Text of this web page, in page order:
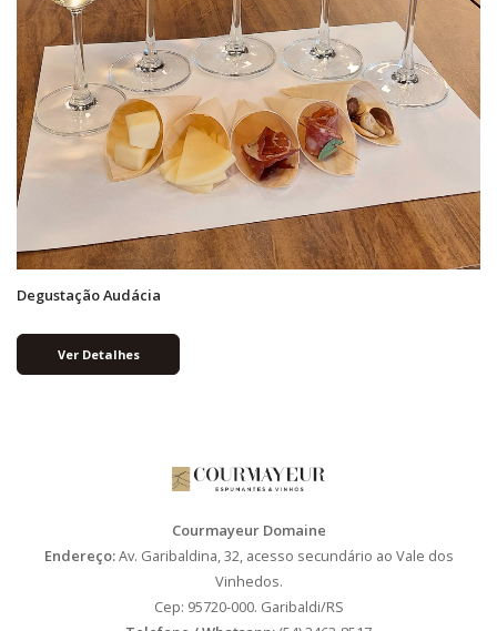
Degustação Audácia
Ver Detalhes
Courmayeur Domaine
Endereço:Av. Garibaldina, 32, acesso secundário ao Vale dos
Vinhedos.
Cep: 95720-000. Garibaldi/RS